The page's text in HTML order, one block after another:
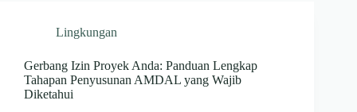
Lingkungan
Gerbang Izin Proyek Anda: Panduan Lengkap
Tahapan Penyusunan AMDAL yang Wajib
Diketahui